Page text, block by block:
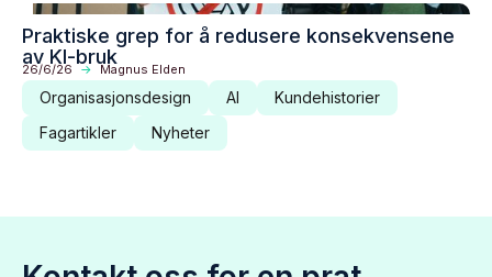
Praktiske grep for å redusere konsekvensene
av KI-bruk
26/6/26 -> Magnus Elden
Organisasjonsdesign AI
Kundehistorier
Fagartikler
Nyheter